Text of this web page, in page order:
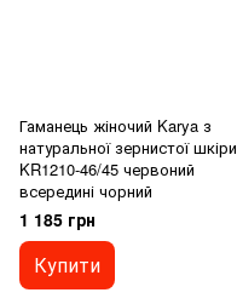
Гаманець жіночий Karya з
натуральної зернистої шкіри
KR1210-46/45 червоний
всередині чорний
1 185 грн
Купити